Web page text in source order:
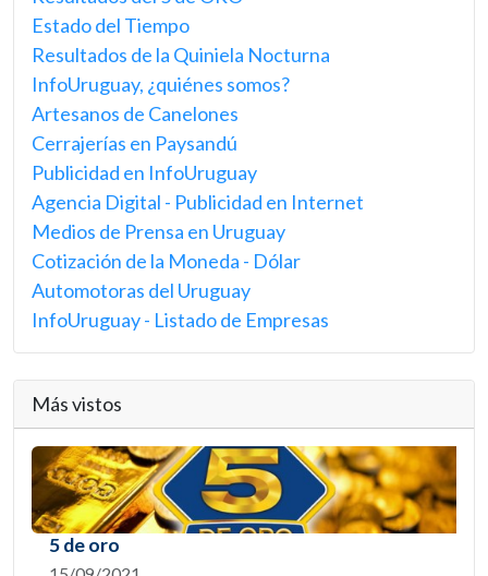
Estado del Tiempo
Resultados de la Quiniela Nocturna
InfoUruguay, ¿quiénes somos?
Artesanos de Canelones
Cerrajerías en Paysandú
Publicidad en InfoUruguay
Agencia Digital - Publicidad en Internet
Medios de Prensa en Uruguay
Cotización de la Moneda - Dólar
Automotoras del Uruguay
InfoUruguay - Listado de Empresas
Más vistos
5 de oro